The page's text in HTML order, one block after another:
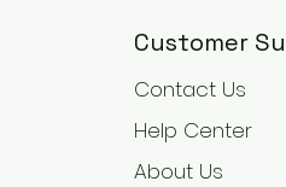
Customer
Contact Us
Help Center
About Us